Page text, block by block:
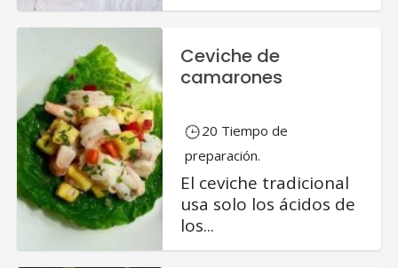
Ceviche de
camarones
20 Tiempo de
preparación.
El ceviche tradicional
usa solo los ácidos de
los...